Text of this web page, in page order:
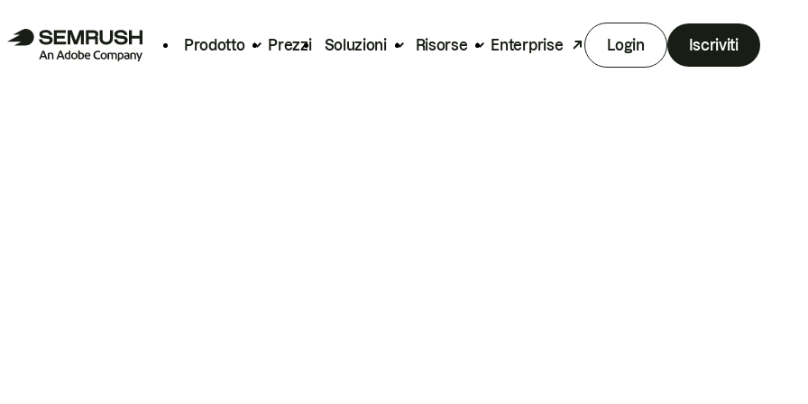
Prodotto Prezzi Soluzioni Risorse Enterprise Login Iscriviti